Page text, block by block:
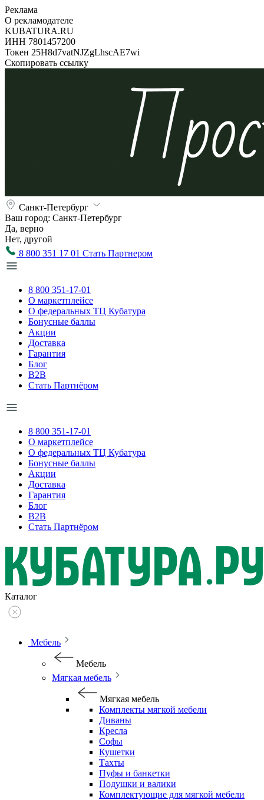
Реклама
О рекламодателе
KUBATURA.RU
ИНН 7801457200
Токен 25H8d7vatNJZgLhscAE7wi
Скопировать ссылку
Санкт-Петербург
Ваш город: Санкт-Петербург
Да, верно
Нет, другой
8 800 351 17 01 Стать Партнером
8 800 351-17-01
О маркетплейсе
О федеральных ТЦ Кубатура
Бонусные баллы
Акции
Доставка
Гарантия
Блог
B2B
Стать Партнёром
8 800 351-17-01
О маркетплейсе
О федеральных ТЦ Кубатура
Бонусные баллы
Акции
Доставка
Гарантия
Блог
B2B
Стать Партнёром
Каталог
Мебель
Мебель
Мягкая мебель
Мягкая мебель
Комплекты мягкой мебели
Диваны
Кресла
Софы
Кушетки
Тахты
Пуфы и банкетки
Подушки и валики
Комплектующие для мягкой мебели